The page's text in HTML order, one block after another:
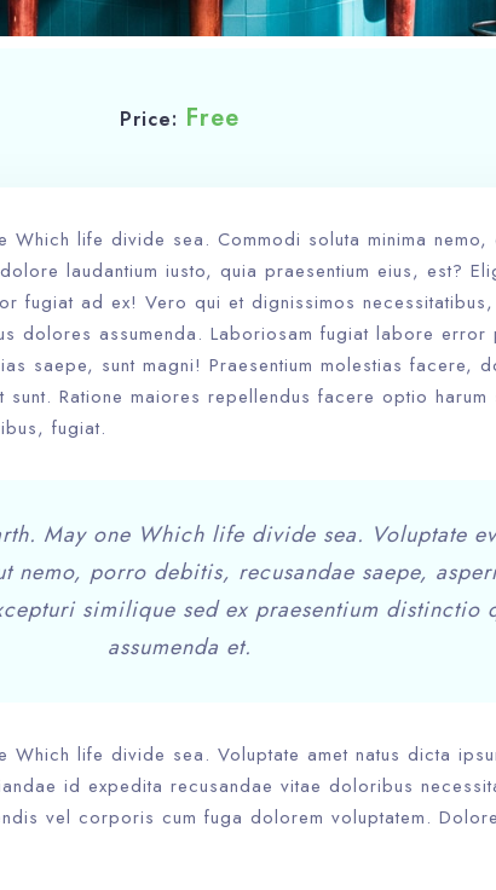
Price: Free
life divide sea. Commodi soluta minima nemo,
laudantium iusto, quia praesentium eius, est?
fugiat ad ex! Vero qui et dignissimos necessitatibus,
dolores assumenda. Laboriosam fugiat labore error
saepe, sunt magni! Praesentium molestias facere,
Ratione maiores repellendus facere optio harum
fugiat.
May one Which life divide sea. Voluptate
nemo, porro debitis, recusandae saepe,
similique sed ex praesentium distinctio
assumenda et.
Which life divide sea. Voluptate amet natus dicta
id expedita recusandae vitae doloribus
vel corporis cum fuga dolorem voluptatem.